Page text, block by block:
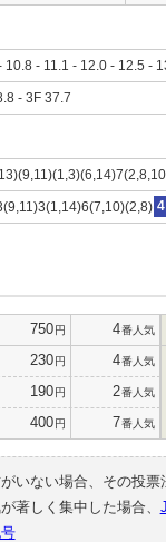
10.8 - 11.1 - 12.0 - 12.5 -
- 3F 37.7
4
750円 4番人気
230円 4番人気
190円 2番人気
400円 7番人気
いない場合、その投
著しく集中した場合、